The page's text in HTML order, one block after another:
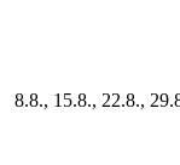
8.8., 15.8., 22.8.,